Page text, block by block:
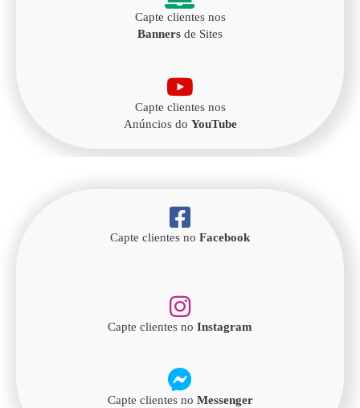
Capte clientes nos
Banners de Sites
Capte clientes nos
Anúncios do YouTube
Capte clientes no Facebook
Capte clientes no Instagram
Capte clientes no Messenger